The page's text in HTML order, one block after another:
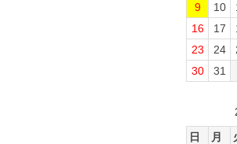
9
10
16
17
23
24
30
31
日
月